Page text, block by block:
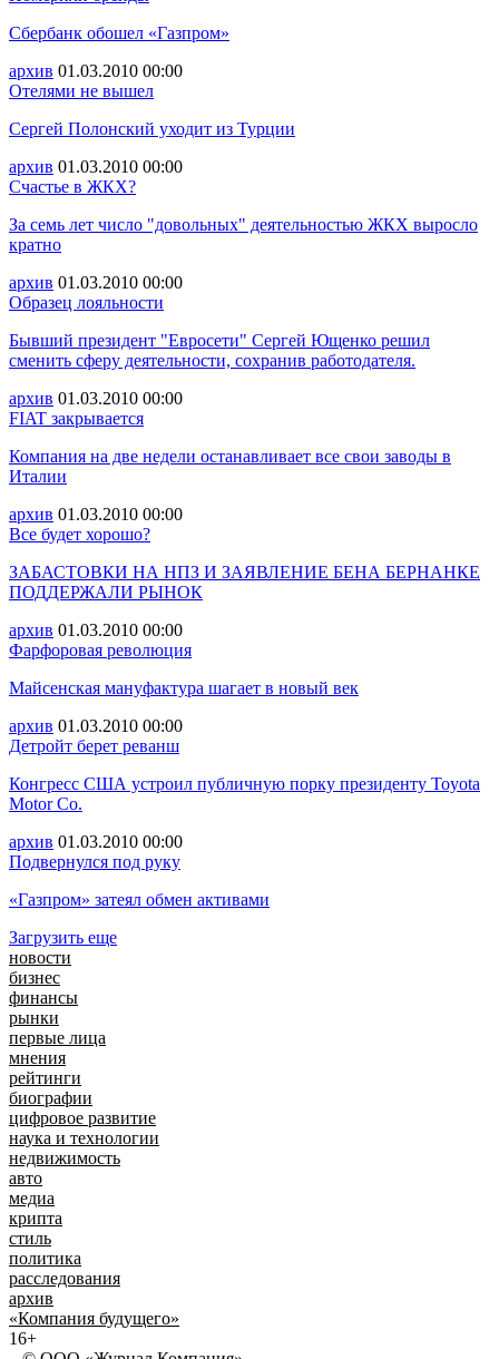
Сбербанк обошел «Газпром»
архив 01.03.2010 00:00
Отелями не вышел
Сергей Полонский уходит из Турции
архив 01.03.2010 00:00
Счастье в ЖКХ?
За семь лет число "довольных" деятельностью ЖКХ выросло
кратно
архив 01.03.2010 00:00
Образец лояльности
Бывший президент "Евросети" Сергей Ющенко решил
сменить сферу деятельности, сохранив работодателя.
архив 01.03.2010 00:00
FIAT закрывается
Компания на две недели останавливает все свои заводы в
Италии
архив 01.03.2010 00:00
Все будет хорошо?
ЗАБАСТОВКИ НА НПЗ И ЗАЯВЛЕНИЕ БЕНА БЕРНАНКЕ
ПОДДЕРЖАЛИ РЫНОК
архив 01.03.2010 00:00
Фарфоровая революция
Майсенская мануфактура шагает в новый век
архив 01.03.2010 00:00
Детройт берет реванш
Конгресс США устроил публичную порку президенту Toyota
Motor Co.
архив 01.03.2010 00:00
Подвернулся под руку
«Газпром» затеял обмен активами
Загрузить еще
новости
бизнес
финансы
рынки
первые лица
мнения
рейтинги
биографии
цифровое развитие
наука и технологии
недвижимость
авто
медиа
крипта
стиль
политика
расследования
архив
«Компания будущего»
16+